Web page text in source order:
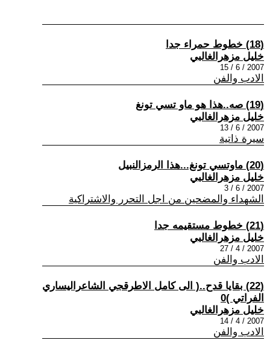
(18) خطوط حمراء جدا
خليل مزهرالغالبي
2007 / 6 / 15
الادب والفن
(19) صه..هذا هو ماو تسي تونغ
خليل مزهرالغالبي
2007 / 6 / 13
سيرة ذاتية
(20) ماوتسي تونغ...هذا الرمزالنبيل
خليل مزهرالغالبي
2007 / 6 / 3
الشهداء والمضحين من اجل التحرر والاشتراكية
(21) خطوط مستقيمه جدا
خليل مزهرالغالبي
2007 / 4 / 27
الادب والفن
(22) بقايا قدح..( الى كامل الاطرقجي الشاعراليساري
الفراتي )0
خليل مزهرالغالبي
2007 / 4 / 14
الادب والفن